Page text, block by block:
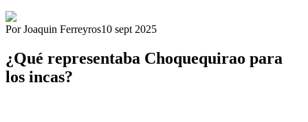
Por Joaquin Ferreyros10 sept 2025
¿Qué representaba Choquequirao para
los incas?